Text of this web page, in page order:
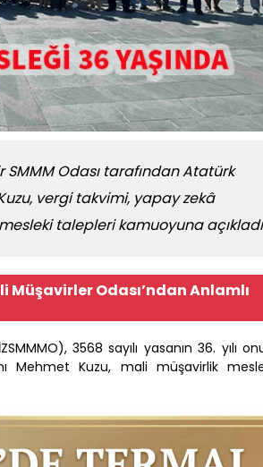
SMMM Odası tarafından Atatürk
vergi takvimi, yapay zekâ
talepleri kamuoyuna
Müşavirler Odası’ndan Anlamlı
3568 sayılı yasanın 36. yılı
Mehmet Kuzu, mali müşavirlik